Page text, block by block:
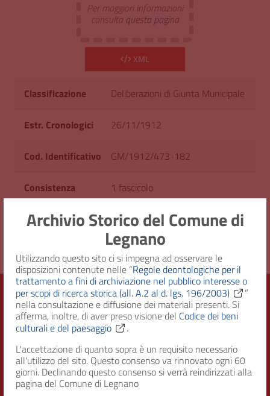
Archivio Storico del Comune di
Legnano
Utilizzando questo sito ci si impegna ad osservare le
disposizioni contenute nelle “Regole deontologiche per il
trattamento a fini di archiviazione nel pubblico interesse o
per scopi di ricerca storica (all. A.2 al d. lgs. 196/2003)
”
nella consultazione e diffusione dei materiali presenti. Si
afferma, inoltre, di aver preso visione del Codice dei beni
culturali e del paesaggio
.
L'accettazione di quanto sopra è un requisito necessario
all'utilizzo del sito. Questo consenso va rinnovato ogni 60
giorni. Declinando questo consenso si verrà reindirizzati alla
pagina del Comune di Legnano
Per maggiori informazioni
consulta questa pagina
XML
Classificazione Deliberazioni di Giunta Municipale
Estr. Cronologici 26/11/1912
Cod. Identificativo GM/1912/473-182
Consistenza 1 fascicolo
Originale su GM/18 - Dal 1912 al 1913
Città di Legnano – Archivio Storico
RECAPITI